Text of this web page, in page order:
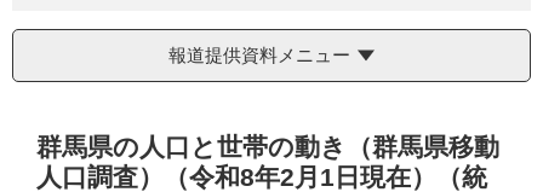
報道提供資料メニュー
群馬県の人口と世帯の動き（群馬県移動
人口調査）（令和8年2月1日現在）（統